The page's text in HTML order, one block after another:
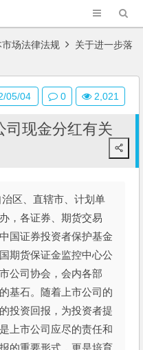
市场法律法规 关于进一步落
司现金分红有关
区、直辖市、计划单
，各证券、期货交易
国证券投资者保护基金
期货保证金监控中心公
公司协会，会内各部
基石。随着上市公司的
投资回报，为投资者提
上市公司应尽的责任和
的重要形式，更是培育
05/04 0 2,021